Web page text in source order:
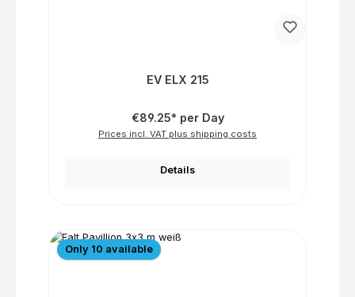
EV ELX 215
€89.25* per Day
Prices incl. VAT plus shipping costs
Details
Only 10 available